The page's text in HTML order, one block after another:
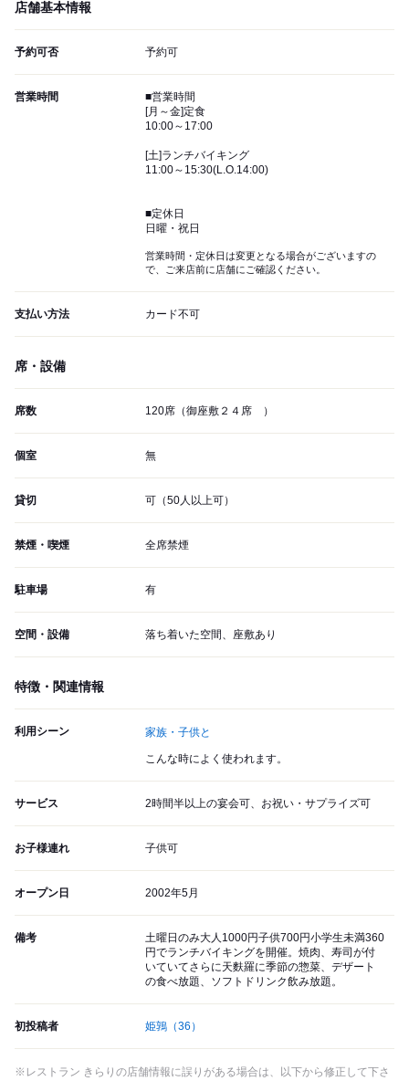
店舗基本情報
予約可否 予約可
営業時間
■営業時間
[月～金]定食
10:00～17:00
[土]ランチバイキング
11:00～15:30(L.O.14:00)
■定休日
日曜・祝日
営業時間・定休日は変更となる場合がございますの
で、ご来店前に店舗にご確認ください。
支払い方法 カード不可
席・設備
席数 120席（御座敷２４席 ）
個室 無
貸切 可（50人以上可）
禁煙・喫煙 全席禁煙
駐車場 有
空間・設備 落ち着いた空間、座敷あり
特徴・関連情報
利用シーン 家族・子供と
こんな時によく使われます。
サービス 2時間半以上の宴会可、お祝い・サプライズ可
お子様連れ 子供可
オープン日 2002年5月
備考
土曜日のみ大人1000円子供700円小学生未満360
円でランチバイキングを開催。焼肉、寿司が付
いていてさらに天麩羅に季節の惣菜、デザート
の食べ放題、ソフトドリンク飲み放題。
初投稿者 姫鶉 （36）
※レストラン きらりの店舗情報に誤りがある場合は、以下から修正して下さ